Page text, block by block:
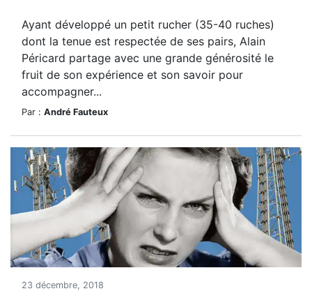
Ayant développé un petit rucher (35-40 ruches)
dont la tenue est respectée de ses pairs, Alain
Péricard partage avec une grande générosité le
fruit de son expérience et son savoir pour
accompagner...
Par : André Fauteux
23 décembre, 2018